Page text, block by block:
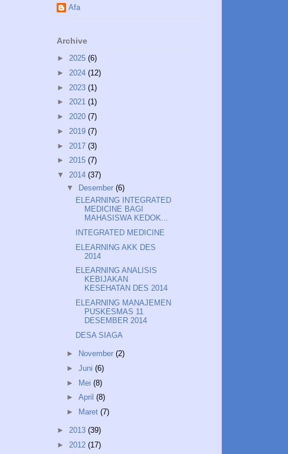
Afa
Archive
► 2025 (6)
► 2024 (12)
► 2023 (1)
► 2021 (1)
► 2020 (7)
► 2019 (7)
► 2017 (3)
► 2015 (7)
▼ 2014 (37)
▼ Desember (6)
ELEARNING INTEGRATED
MEDICINE BAGI
MAHASISWA KEDOK...
INTEGRATED MEDICINE
ELEARNING AKK DES
2014
ELEARNING ANALISIS
KEBIJAKAN
KESEHATAN DES 2014
ELEARNING MANAJEMEN
PUSKESMAS 11
DESEMBER 2014
DESA SIAGA
► November (2)
► Juni (6)
► Mei (8)
► April (8)
►
Maret (7)
► 2013 (39)
► 2012 (17)